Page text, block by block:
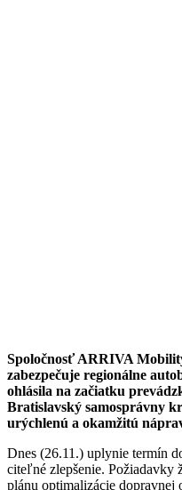
Spoločnosť ARRIVA
zabezpečuje regionálne
ohlásila na začiatku
Bratislavský samosprávny
urýchlenú a okamžitú
Dnes (26.11.) uplynie termín
citeľné zlepšenie. Požiadavky
plánu optimalizácie dopravnej